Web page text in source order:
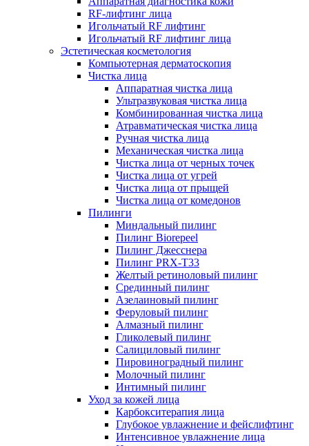
RF-лифтинг лица
Игольчатый RF лифтинг
Игольчатый RF лифтинг лица
Эстетическая косметология
Компьютерная дерматоскопия
Чистка лица
Аппаратная чистка лица
Ультразвуковая чистка лица
Комбинированная чистка лица
Атравматическая чистка лица
Ручная чистка лица
Механическая чистка лица
Чистка лица от черных точек
Чистка лица от угрей
Чистка лица от прыщей
Чистка лица от комедонов
Пилинги
Миндальный пилинг
Пилинг Biorepeel
Пилинг Джесснера
Пилинг PRX-T33
Желтый ретиноловый пилинг
Срединный пилинг
Азелаиновый пилинг
Феруловый пилинг
Алмазный пилинг
Гликолевый пилинг
Салициловый пилинг
Пировиноградный пилинг
Молочный пилинг
Интимный пилинг
Уход за кожей лица
Карбокситерапия лица
Глубокое увлажнение и фейслифтинг
Интенсивное увлажнение лица